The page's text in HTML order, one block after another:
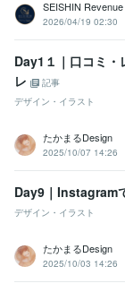
SEISHIN
2026/04/19 02:30
Day1１｜口コミ・
レ
記事
デザイン・イラスト
たかまるDesign
2025/10/07 14:26
Day9｜Instagram
デザイン・イラスト
たかまるDesign
2025/10/03 14:26